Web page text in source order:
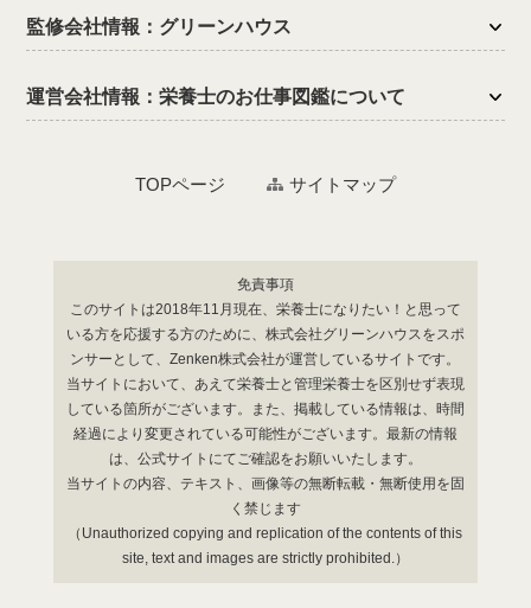
監修会社情報：グリーンハウス
運営会社情報：栄養士のお仕事図鑑について
TOPページ サイトマップ
免責事項
このサイトは2018年11月現在、栄養士になりたい！と思って
いる方を応援する方のために、株式会社グリーンハウスをスポ
ンサーとして、Zenken株式会社が運営しているサイトです。
当サイトにおいて、あえて栄養士と管理栄養士を区別せず表現
している箇所がございます。また、掲載している情報は、時間
経過により変更されている可能性がございます。最新の情報
は、公式サイトにてご確認をお願いいたします。
当サイトの内容、テキスト、画像等の無断転載・無断使用を固
く禁じます
（Unauthorized copying and replication of the contents of this
site, text and images are strictly prohibited.）